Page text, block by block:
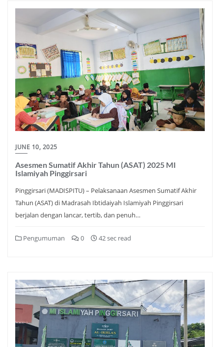
JUNE 10, 2025
Asesmen Sumatif Akhir Tahun (ASAT) 2025 MI
Islamiyah Pinggirsari
Pinggirsari (MADISPITU) – Pelaksanaan Asesmen Sumatif Akhir
Tahun (ASAT) di Madrasah Ibtidaiyah Islamiyah Pinggirsari
berjalan dengan lancar, tertib, dan penuh…
Pengumuman 0 42 sec read